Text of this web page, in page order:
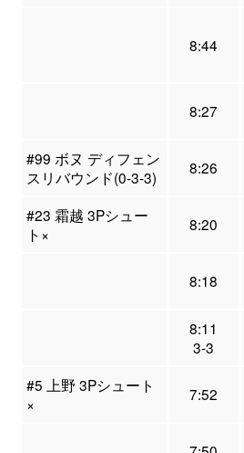
8:44
8:27
#99 ボヌ ディフェン
スリバウンド(0-3-3)
8:26
#23 霜越 3Pシュー
ト×
8:20
8:18
8:11
3-3
#5 上野 3Pシュート
×
7:52